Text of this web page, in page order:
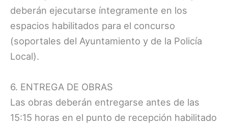
deberán ejecutarse íntegramente en los
espacios habilitados para el concurso
(soportales del Ayuntamiento y de la Policía
Local).
6. ENTREGA DE OBRAS
Las obras deberán entregarse antes de las
15:15 horas en el punto de recepción habilitado